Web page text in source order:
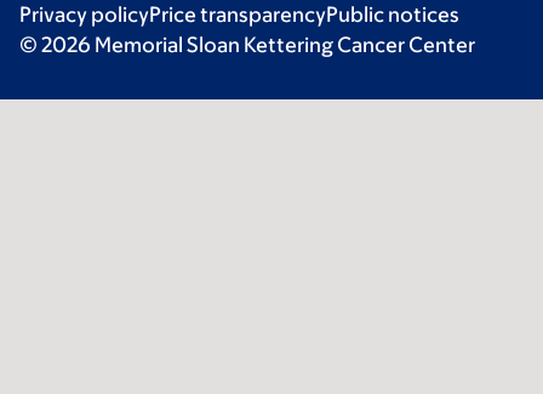
Privacy policyPrice transparencyPublic notices
© 2026 Memorial Sloan Kettering Cancer Center